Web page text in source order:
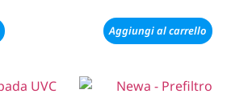
Aggiungi al carrello